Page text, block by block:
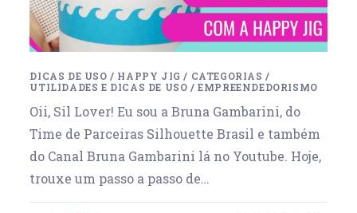
DICAS DE USO / HAPPY JIG / CATEGORIAS /
UTILIDADES E DICAS DE USO /EMPREENDEDORISMO
Oii, Sil Lover! Eu sou a Bruna Gambarini, do
Time de Parceiras Silhouette Brasil e também
do Canal Bruna Gambarini lá no Youtube. Hoje,
trouxe um passo a passo de…